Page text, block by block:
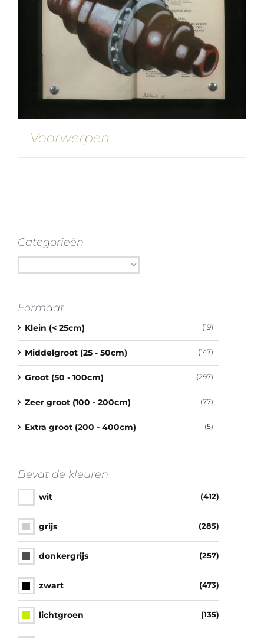
Voorwerpen
Categorieën
Formaat
Klein (< 25cm) (19)
Middelgroot (25 - 50cm) (147)
Groot (50 - 100cm) (297)
Zeer groot (100 - 200cm) (77)
Extra groot (200 - 400cm) (5)
Bevat de kleuren
wit (412)
grijs (285)
donkergrijs (257)
zwart (473)
lichtgroen (135)